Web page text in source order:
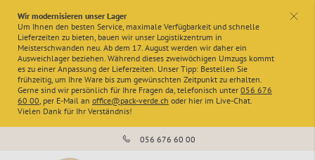
x
Wir modernisieren unser Lager
Um Ihnen den besten Service, maximale Verfügbarkeit und schnelle
Lieferzeiten zu bieten, bauen wir unser Logistikzentrum in
Meisterschwanden neu. Ab dem 17. August werden wir daher ein
Ausweichlager beziehen. Während dieses zweiwöchigen Umzugs kommt
es zu einer Anpassung der Lieferzeiten. Unser Tipp: Bestellen Sie
frühzeitig, um Ihre Ware bis zum gewünschten Zeitpunkt zu erhalten.
Gerne sind wir persönlich für Ihre Fragen da, telefonisch unter 056 676
60 00, per E-Mail an office@pack-verde.ch oder hier im Live-Chat.
Vielen Dank für Ihr Verständnis!
056 676 60 00